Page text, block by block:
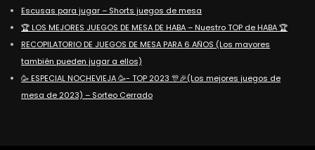
Escusas para jugar – Shorts juegos de mesa
🏆 LOS MEJORES JUEGOS DE MESA DE HABA – Nuestro TOP de HABA 🏆
RECOPILATORIO DE JUEGOS DE MESA PARA 6 AÑOS (Los mayores
también pueden jugar a ellos)
🥳 ESPECIAL NOCHEVIEJA 🥳- TOP 2023 🎊🎉(Los mejores juegos de
mesa de 2023) – Sorteo Cerrado